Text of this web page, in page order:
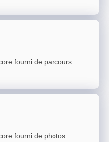
fourni de parcours
fourni de photos